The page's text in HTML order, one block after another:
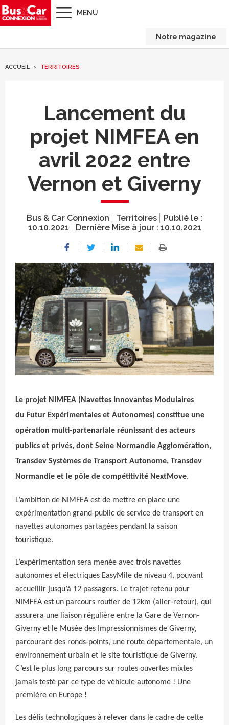
MENU
Notre magazine
ACCUEIL TERRITOIRES
Lancement du
projet NIMFEA en
avril 2022 entre
Vernon et Giverny
Bus & Car Connexion Territoires
Publié le :
10.10.2021
Dernière Mise à jour : 10.10.2021
Crédit photo
Le projet NIMFEA (Navettes Innovantes Modulaires
du Futur Expérimentales et Autonomes) constitue une
opération multi-partenariale réunissant des acteurs
publics et privés, dont Seine Normandie Agglomération,
Transdev Systèmes de Transport Autonome, Transdev
Normandie et le pôle de compétitivité NextMove.
L’ambition de NIMFEA est de mettre en place une
expérimentation grand-public de service de transport en
navettes autonomes partagées pendant la saison
touristique.
L’expérimentation sera menée avec trois navettes
autonomes et électriques EasyMile de niveau 4, pouvant
accueillir jusqu’à 12 passagers. Le trajet retenu pour
NIMFEA est un parcours routier de 12km (aller-retour), qui
assurera une liaison régulière entre la Gare de Vernon-
Giverny et le Musée des Impressionnismes de Giverny,
parcourant des ronds-points, une route départementale, un
environnement urbain et le site touristique de Giverny.
C’est le plus long parcours sur routes ouvertes mixtes
jamais testé par ce type de véhicule autonome ! Une
première en Europe !
Les défis technologiques à relever dans le cadre de cette